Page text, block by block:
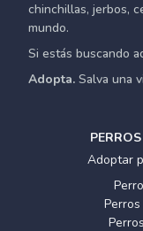
chinchillas, jerbos,
mundo.
Si estás buscando
Adopta. Salva una
Adoptar